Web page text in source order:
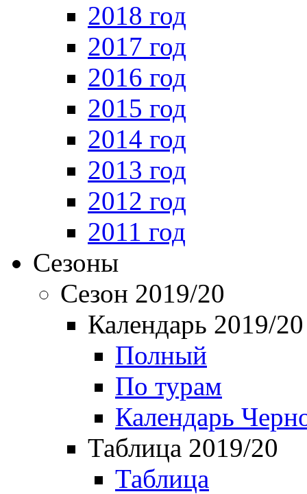
2018 год
2017 год
2016 год
2015 год
2014 год
2013 год
2012 год
2011 год
Сезоны
Сезон 2019/20
Календарь 2019/20
Полный
По турам
Календарь
Таблица 2019/20
Таблица